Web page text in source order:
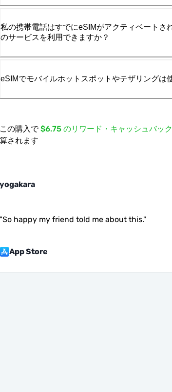
私の携帯電話はすでにeSIMがアクティベートさ
のサービスを利用できますか？
eSIMでモバイルホットスポットやテザリングは
この購入で $6.75 のリワード・キャッシュバッ
算されます
yogakara
"So happy my friend told me about this."
App Store